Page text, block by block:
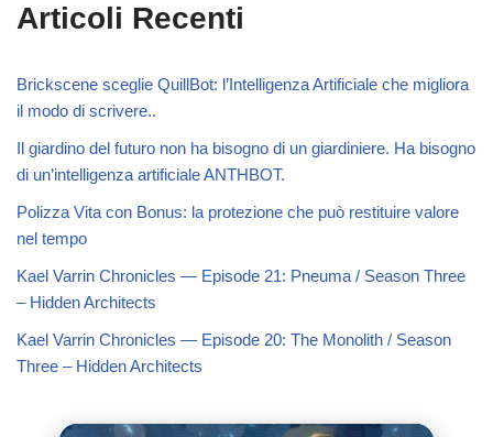
Articoli Recenti
Brickscene sceglie QuillBot: l’Intelligenza Artificiale che migliora
il modo di scrivere..
Il giardino del futuro non ha bisogno di un giardiniere. Ha bisogno
di un’intelligenza artificiale ANTHBOT.
Polizza Vita con Bonus: la protezione che può restituire valore
nel tempo
Kael Varrin Chronicles — Episode 21: Pneuma / Season Three
– Hidden Architects
Kael Varrin Chronicles — Episode 20: The Monolith / Season
Three – Hidden Architects